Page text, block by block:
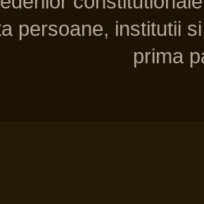
persoane, institutii
prima